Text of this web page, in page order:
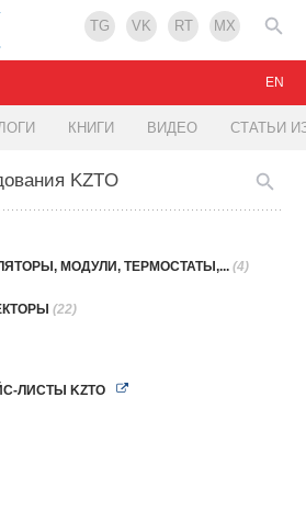
TG VK RT MX
КНИГИ ВИДЕО СТАТЬИ
EN
KZTO
МОДУЛИ, ТЕРМОСТАТЫ,... (4)
(22)
ЛИСТЫ KZTO